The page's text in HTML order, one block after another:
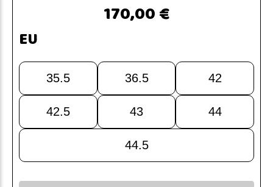
170,00 €
EU
35.5 36.5 42
42.5 43 44
44.5